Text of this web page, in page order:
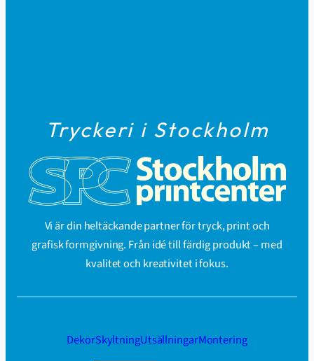
Tryckeri i Stockholm
Vi är din heltäckande partner för tryck, print och
grafisk formgivning. Från idé till färdig produkt – med
kvalitet och kreativitet i fokus.
DekorSkyltningUtsällningarMontering